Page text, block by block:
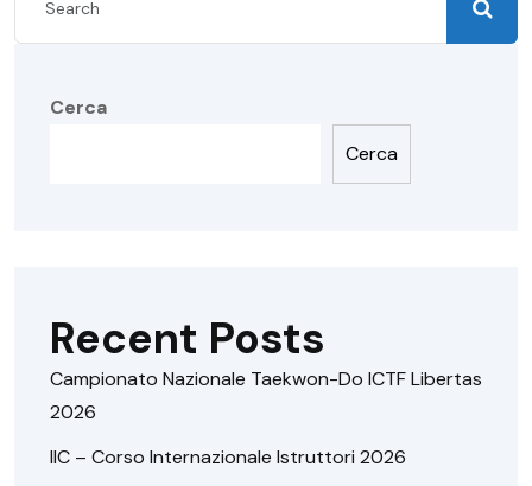
Cerca
Cerca
Recent Posts
Campionato Nazionale Taekwon-Do ICTF Libertas
2026
IIC – Corso Internazionale Istruttori 2026